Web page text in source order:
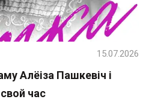
Алёіза Пашкевіч і
час
15.07.2026